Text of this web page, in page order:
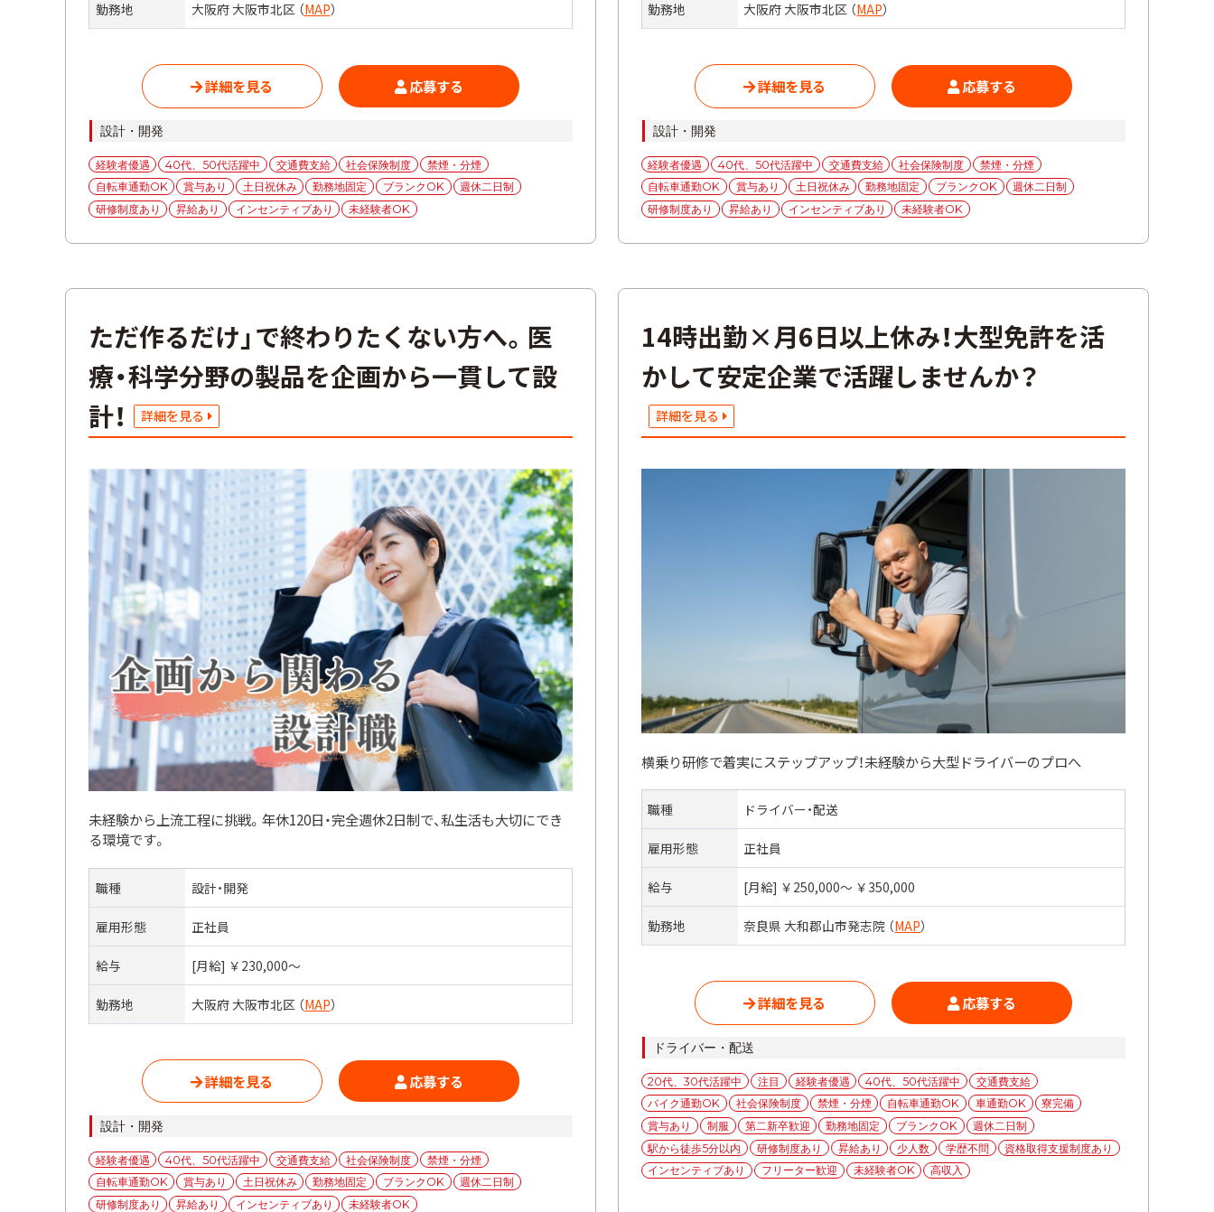
勤務地 大阪府 大阪市北区 （MAP）
詳細を見る 応募する
ゴ
リ
ー
設計・開発
タ
グ
経験者優遇 40代、50代活躍中 交通費支給 社会保険制度
禁煙・分煙
自転車通勤OK
賞与あり 土日祝休み 勤務地固定 ブランクOK
週休二日制
研修制度あり
昇給あり インセンティブあり 未経験者OK
勤務地 大阪府 大阪市北区 （MAP）
詳細を見る 応募する
ゴ
リ
ー
設計・開発
タ
グ
経験者優遇 40代、50代活躍中 交通費支給 社会保険制度
禁煙・分煙
自転車通勤OK
賞与あり 土日祝休み 勤務地固定 ブランクOK
週休二日制
研修制度あり
昇給あり インセンティブあり 未経験者OK
ただ作るだけ」で終わりたくない方へ。医
療・科学分野の製品を企画から一貫して設
計！
詳細を見る
未経験から上流工程に挑戦。年休120日・完全週休2日制で、私生活も大切にでき
る環境です。
職種 設計・開発
雇用形態 正社員
給与 [月給] ￥230,000〜
勤務地 大阪府 大阪市北区 （MAP）
詳細を見る 応募する
ゴ
リ
ー
設計・開発
タ
グ
経験者優遇 40代、50代活躍中 交通費支給 社会保険制度
禁煙・分煙
自転車通勤OK
賞与あり 土日祝休み 勤務地固定 ブランクOK
週休二日制
研修制度あり
昇給あり インセンティブあり 未経験者OK
14時出勤×月6日以上休み！大型免許を活
かして安定企業で活躍しませんか？
詳細を見る
横乗り研修で着実にステップアップ！未経験から大型ドライバーのプロへ
職種 ドライバー・配送
雇用形態 正社員
給与 [月給] ￥250,000〜 ￥350,000
勤務地 奈良県 大和郡山市発志院 （MAP）
詳細を見る 応募する
ゴ
リ
ー
ドライバー・配送
タ
グ
20代、30代活躍中 注目 経験者優遇 40代、50代活躍中
交通費支給
バイク通勤OK
社会保険制度 禁煙・分煙 自転車通勤OK 車通勤OK
寮完備
賞与あり
制服 第二新卒歓迎 勤務地固定 ブランクOK
週休二日制
駅から徒歩5分以内
研修制度あり 昇給あり 少人数 学歴不問
資格取得支援制度あり
インセンティブあり
フリーター歓迎 未経験者OK 高収入